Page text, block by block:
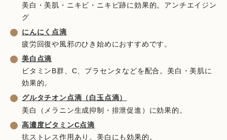
美白・美肌・ニキビ・ニキビ跡に効果的。アンチエイジン
グ
にんにく点滴
疲労回復や風邪のひき始めにおすすめです。
美白点滴
ビタミンB群、C、プラセンタなどを配合。美白・美肌に
効果的。
グルタチオン点滴（白玉点滴）
美白（メラニン生成抑制・排泄促進）に効果的。
高濃度ビタミンC点滴
抗ストレス作用あり。美白にも効果的。